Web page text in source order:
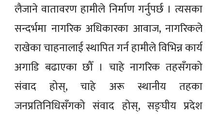
लैजाने वातावरण हामीले निर्माण गर्नुपर्छ । त्यसका
सन्दर्भमा नागरिक अधिकारका आवाज, नागरिकले
राखेका चाहनालाई स्थापित गर्न हामीले विभिन्न कार्य
अगाडि बढाएका छौँ । चाहे नागरिक तहसँगको
संवाद होस्, चाहे अरू स्थानीय तहका
जनप्रतिनिधिसँगको संवाद होस्, सङ्घीय प्रदेश